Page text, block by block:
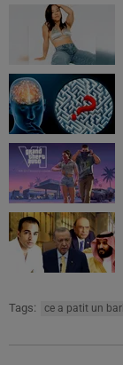
Tags: ce a patit un